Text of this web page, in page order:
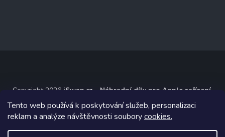
Tento web používá k poskytování služeb, personalizaci
reklam a analýze návštěvnosti souborycookies.
Copyright 2026 iSwap.cz - Náhradní díly pro Apple zařízení
Všechna práva vyhrazena.
Grafický návrh vytvořil a na Shoptet implementoval
Shoptetak.cz.